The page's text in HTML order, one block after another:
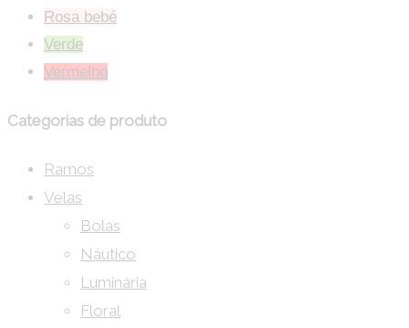
Rosa bebé
Verde
Vermelho
Categorias de produto
Ramos
Velas
Bolas
Náutico
Luminária
Floral